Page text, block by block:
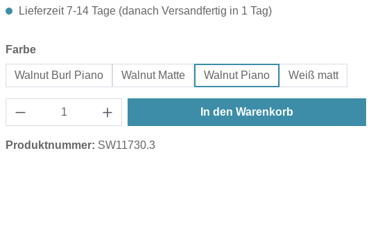
Lieferzeit 7-14 Tage (danach Versandfertig in 1 Tag)
Farbeauswählen
Walnut Burl Piano Walnut Matte Walnut Piano Weiß matt
In den Warenkorb
Produktnummer: SW11730.3